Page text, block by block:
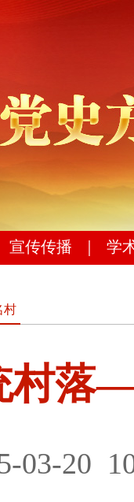
宣传传播 学
村
村落
03-20